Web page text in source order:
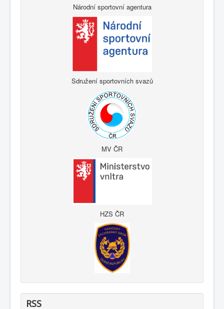
Národní sportovní agentura
Sdružení sportovních svazů
MV ČR
HZS ČR
RSS